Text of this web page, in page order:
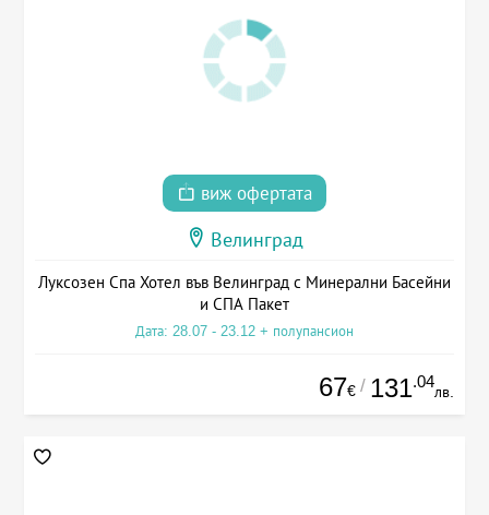
виж офертата
Велинград
Луксозен Спа Хотел във Велинград с Минерални Басейни
и СПА Пакет
Дата: 28.07 - 23.12 + полупансион
67€ / 131.04
лв.